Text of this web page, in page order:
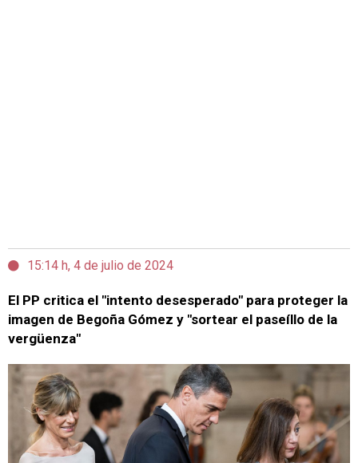
15:14 h, 4 de julio de 2024
El PP critica el "intento desesperado" para proteger la
imagen de Begoña Gómez y "sortear el paseíllo de la
vergüenza"